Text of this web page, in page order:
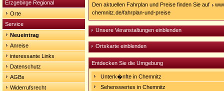
Erzgebirge Regional
Orte
Service
Neueintrag
Anreise
interessante Links
Datenschutz
AGBs
Widerrufsrecht
Den aktuellen Fahrplan und Preise finden Sie auf
chemnitz.de/fahrplan-und-preise
Unsere Veranstaltungen einblenden
Ortskarte einblenden
Entdecken Sie die Umgebung
Unterk�nfte in Chemnitz
Sehenswertes in Chemnitz